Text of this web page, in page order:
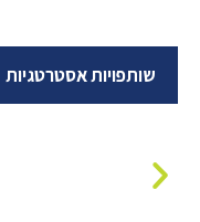
שותפויות אסטרטגיות